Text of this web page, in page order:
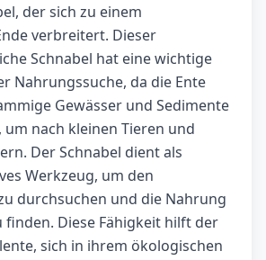
der sich zu einem
verbreitert. Dieser
Schnabel hat eine wichtige
Nahrungssuche, da die Ente
Gewässer und Sedimente
um nach kleinen Tieren und
Der Schnabel dient als
Werkzeug, um den
durchsuchen und die Nahrung
finden. Diese Fähigkeit hilft der
sich in ihrem ökologischen